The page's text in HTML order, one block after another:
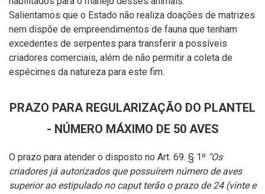
Salientamos que o Estado não realiza doações de matrizes
nem dispõe de empreendimentos de fauna que tenham
excedentes de serpentes para transferir a possíveis
criadores comerciais, além de não permitir a coleta de
espécimes da natureza para este fim.
PRAZO PARA REGULARIZAÇÃO DO PLANTEL
- NÚMERO MÁXIMO DE 50 AVES
O prazo para atender o disposto no Art. 69. § 1º "Os
criadores já autorizados que possuírem número de aves
superior ao estipulado no caput terão o prazo de 24 (vinte e